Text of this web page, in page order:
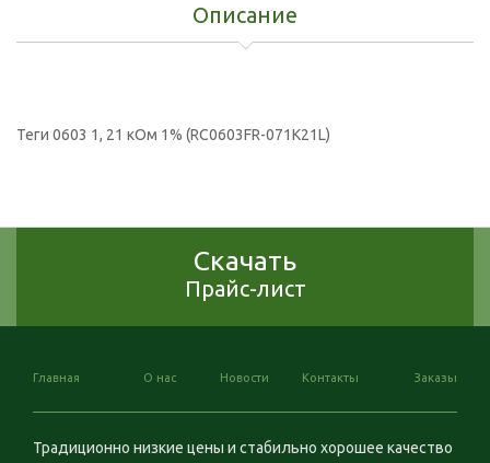
Описание
Теги 0603 1, 21 кОм 1% (RC0603FR-071K21L)
Скачать
Прайс-лист
Главная О нас Новости Контакты Заказы
Традиционно низкие цены и стабильно хорошее качество